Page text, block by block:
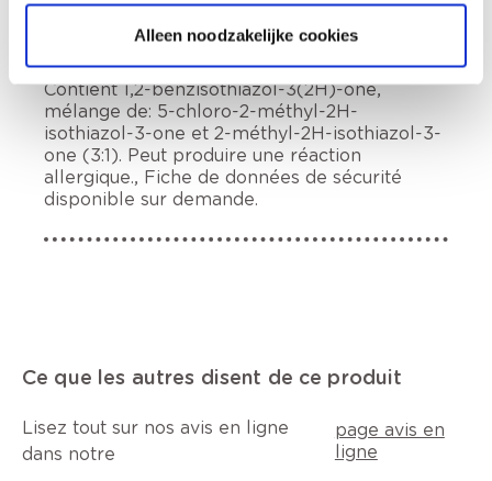
Alleen noodzakelijke cookies
Informations sur l'étiquette
Contient 1,2-benzisothiazol-3(2H)-one,
mélange de: 5-chloro-2-méthyl-2H-
isothiazol-3-one et 2-méthyl-2H-isothiazol-3-
one (3:1). Peut produire une réaction
allergique., Fiche de données de sécurité
disponible sur demande.
Ce que les autres disent de ce produit
Lisez tout sur nos avis en ligne
dans notre
page avis en
ligne